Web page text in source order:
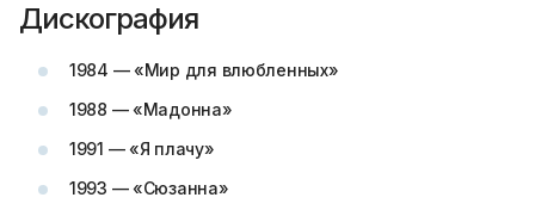
Дискография
1984 — «Мир для влюбленных»
1988 — «Мадонна»
1991 — «Я плачу»
1993 — «Сюзанна»